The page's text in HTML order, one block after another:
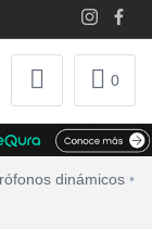
0
dinámicos